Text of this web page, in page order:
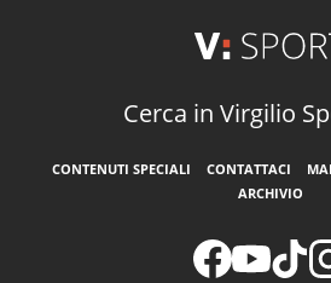
Cerca in Virgilio
CONTENUTI SPECIALI CONTATTACI
ARCHIVIO